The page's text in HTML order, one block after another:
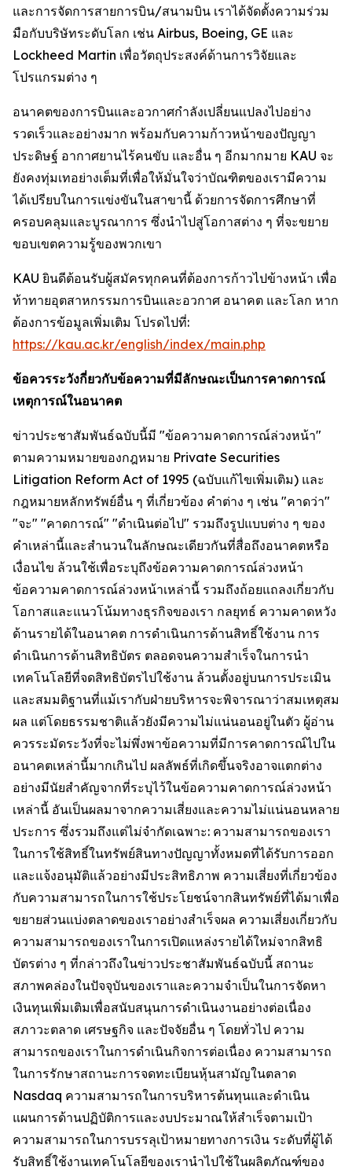
และการจัดการสายการบิน/สนามบิน เราได้จัดตั้งความร่วม
มือกับบริษัทระดับโลก เช่น Airbus, Boeing, GE และ
Lockheed Martin เพื่อวัตถุประสงค์ด้านการวิจัยและ
โปรแกรมต่าง ๆ
อนาคตของการบินและอวกาศกำลังเปลี่ยนแปลงไปอย่าง
รวดเร็วและอย่างมาก พร้อมกับความก้าวหน้าของปัญญา
ประดิษฐ์ อากาศยานไร้คนขับ และอื่น ๆ อีกมากมาย KAU จะ
ยังคงทุ่มเทอย่างเต็มที่เพื่อให้มั่นใจว่าบัณฑิตของเรามีความ
ได้เปรียบในการแข่งขันในสาขานี้ ด้วยการจัดการศึกษาที่
ครอบคลุมและบูรณาการ ซึ่งนำไปสู่โอกาสต่าง ๆ ที่จะขยาย
ขอบเขตความรู้ของพวกเขา
KAU ยินดีต้อนรับผู้สมัครทุกคนที่ต้องการก้าวไปข้างหน้า เพื่อ
ท้าทายอุตสาหกรรมการบินและอวกาศ อนาคต และโลก หาก
ต้องการข้อมูลเพิ่มเติม โปรดไปที่:
https://kau.ac.kr/english/index/main.php
ข้อควรระวังกี่ยวกับข้อความที่มีลักษณะเป็นการคาดการณ์
เหตุการณ์ในอนาคต
ข่าวประชาสัมพันธ์ฉบับนี้มี "ข้อความคาดการณ์ล่วงหน้า"
ตามความหมายของกฎหมาย Private Securities
Litigation Reform Act of 1995 (ฉบับแก้ไขเพิ่มเติม) และ
กฎหมายหลักทรัพย์อื่น ๆ ที่เกี่ยวข้อง คำต่าง ๆ เช่น "คาดว่า"
"จะ" "คาดการณ์" "ดำเนินต่อไป" รวมถึงรูปแบบต่าง ๆ ของ
คำเหล่านี้และสำนวนในลักษณะเดียวกันที่สื่อถึงอนาคตหรือ
เงื่อนไข ล้วนใช้เพื่อระบุถึงข้อความคาดการณ์ล่วงหน้า
ข้อความคาดการณ์ล่วงหน้าเหล่านี้ รวมถึงถ้อยแถลงเกี่ยวกับ
โอกาสและแนวโน้มทางธุรกิจของเรา กลยุทธ์ ความคาดหวัง
ด้านรายได้ในอนาคต การดำเนินการด้านสิทธิ์ใช้งาน การ
ดำเนินการด้านสิทธิบัตร ตลอดจนความสำเร็จในการนำ
เทคโนโลยีที่จดสิทธิบัตรไปใช้งาน ล้วนตั้งอยู่บนการประเมิน
และสมมติฐานที่แม้เรากับฝ่ายบริหารจะพิจารณาว่าสมเหตุสม
ผล แต่โดยธรรมชาติแล้วยังมีความไม่แน่นอนอยู่ในตัว ผู้อ่าน
ควรระมัดระวังที่จะไม่พึ่งพาข้อความที่มีการคาดการณ์ไปใน
อนาคตเหล่านี้มากเกินไป ผลลัพธ์ที่เกิดขึ้นจริงอาจแตกต่าง
อย่างมีนัยสำคัญจากที่ระบุไว้ในข้อความคาดการณ์ล่วงหน้า
เหล่านี้ อันเป็นผลมาจากความเสี่ยงและความไม่แน่นอนหลาย
ประการ ซึ่งรวมถึงแต่ไม่จำกัดเฉพาะ: ความสามารถของเรา
ในการใช้สิทธิ์ในทรัพย์สินทางปัญญาทั้งหมดที่ได้รับการออก
และแจ้งอนุมัติแล้วอย่างมีประสิทธิภาพ ความเสี่ยงที่เกี่ยวข้อง
กับความสามารถในการใช้ประโยชน์จากสินทรัพย์ที่ได้มาเพื่อ
ขยายส่วนแบ่งตลาดของเราอย่างสำเร็จผล ความเสี่ยงเกี่ยวกับ
ความสามารถของเราในการเปิดแหล่งรายได้ใหม่จากสิทธิ
บัตรต่าง ๆ ที่กล่าวถึงในข่าวประชาสัมพันธ์ฉบับนี้ สถานะ
สภาพคล่องในปัจจุบันของเราและความจำเป็นในการจัดหา
เงินทุนเพิ่มเติมเพื่อสนับสนุนการดำเนินงานอย่างต่อเนื่อง
สภาวะตลาด เศรษฐกิจ และปัจจัยอื่น ๆ โดยทั่วไป ความ
สามารถของเราในการดำเนินกิจการต่อเนื่อง ความสามารถ
ในการรักษาสถานะการจดทะเบียนหุ้นสามัญในตลาด
Nasdaq ความสามารถในการบริหารต้นทุนและดำเนิน
แผนการด้านปฏิบัติการและงบประมาณให้สำเร็จตามเป้า
ความสามารถในการบรรลุเป้าหมายทางการเงิน ระดับที่ผู้ได้
รับสิทธิ์ใช้งานเทคโนโลยีของเรานำไปใช้ในผลิตภัณฑ์ของ